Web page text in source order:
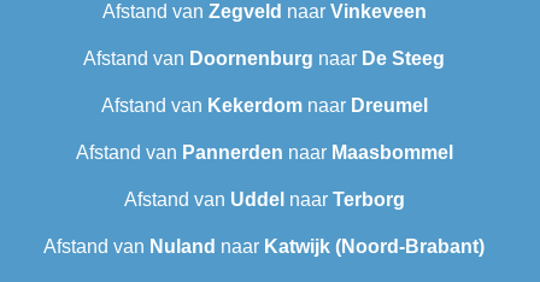
Afstand van Zegveld naar Vinkeveen
Afstand van Doornenburg naar De Steeg
Afstand van Kekerdomnaar Dreumel
Afstand van Pannerden naar Maasbommel
Afstand van Uddel naar Terborg
Afstand van Nuland naar Katwijk (Noord-Brabant)